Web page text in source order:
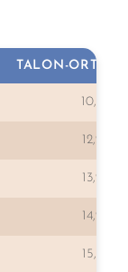
TALON-
10,7
12,2
13,2
14,2
15,2